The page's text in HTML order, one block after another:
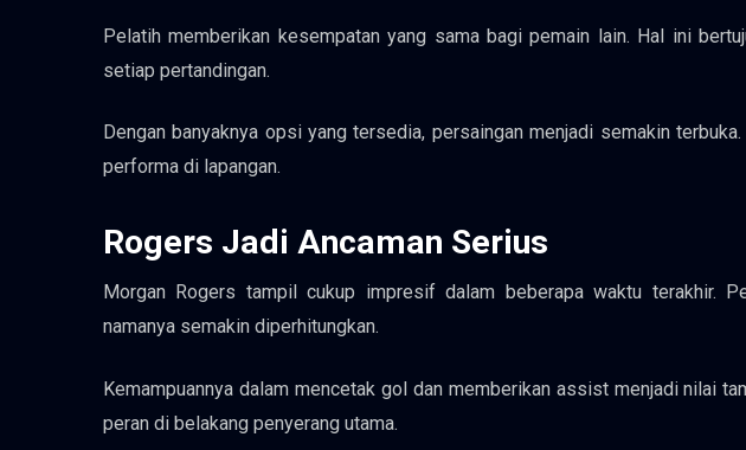
Pelatih memberikan kesempatan yang sama bagi pemain lain. Hal ini
setiap pertandingan.
Dengan banyaknya opsi yang tersedia, persaingan menjadi semakin
performa di lapangan.
Rogers Jadi Ancaman Serius
Morgan Rogers tampil cukup impresif dalam beberapa waktu terakhir.
namanya semakin diperhitungkan.
Kemampuannya dalam mencetak gol dan memberikan assist menjadi nilai
peran di belakang penyerang utama.